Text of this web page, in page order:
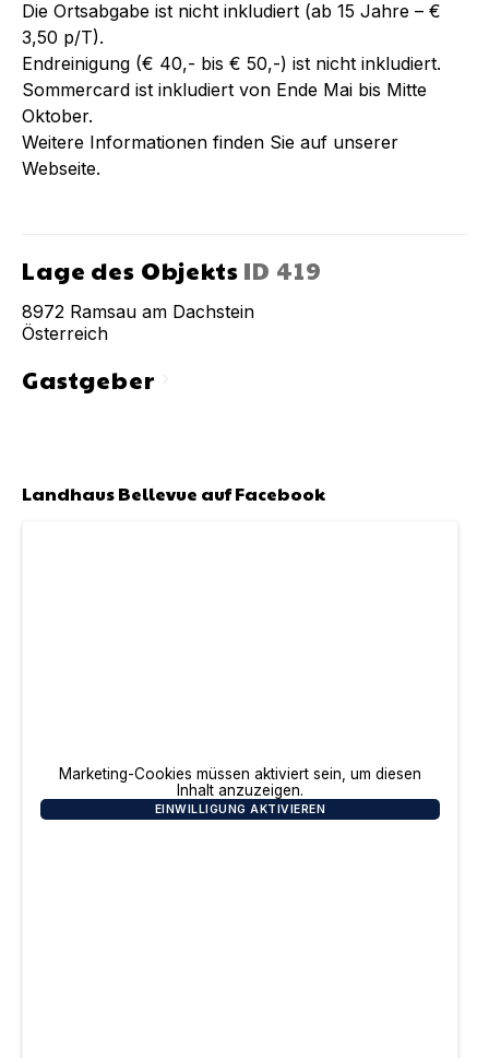
Die Ortsabgabe ist nicht inkludiert (ab 15 Jahre – €
3,50 p/T).
Endreinigung (€ 40,- bis € 50,-) ist nicht inkludiert.
Sommercard ist inkludiert von Ende Mai bis Mitte
Oktober.
Weitere Informationen finden Sie auf unserer
Webseite.
Lage des Objekts ID 419
8972 Ramsau am Dachstein
Österreich
Gastgeberchevron_right
Landhaus Bellevue auf Facebook
Marketing-Cookies müssen aktiviert sein, um diesen
Inhalt anzuzeigen.
EINWILLIGUNG AKTIVIEREN